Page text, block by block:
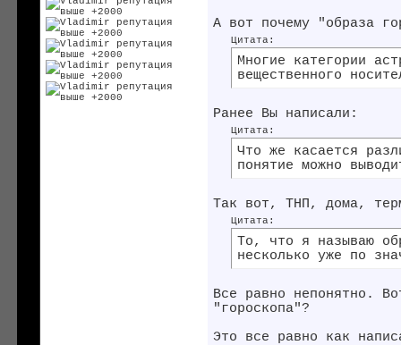
А вот почему "образа
Цитата:
Многие категории
вещественного
Ранее Вы написали:
Цитата:
Что же касается
понятие можно
Так вот, ТНП, дома,
Цитата:
То, что я называю
несколько уже по
Все равно непонятно.
"гороскопа"?
Это все равно как